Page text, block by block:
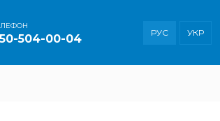
504-00-04 РУС УКР